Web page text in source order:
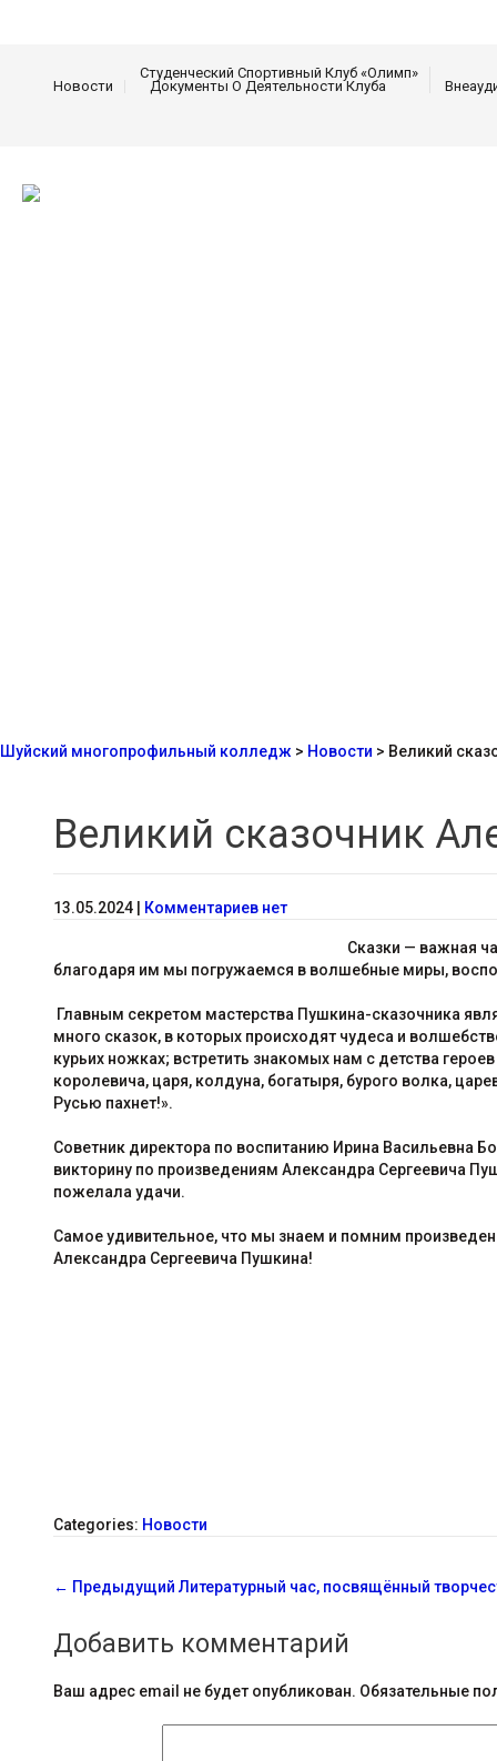
Новости
Студенческий Спортивный Клуб «Олимп»
Документы О Деятельности Клуба
Шуйский многопрофильный колледж > Новости > Великий
Великий сказочник
13.05.2024 Комментариев нет
Сказки — важная
благодаря им мы погружаемся в волшебные миры,
Главным секретом мастерства Пушкина-сказочника
много сказок, в которых происходят чудеса и
курьих ножках; встретить знакомых нам с детства
королевича, царя, колдуна, богатыря, бурого волка,
Русью пахнет!».
Советник директора по воспитанию Ирина Васильевна
викторину по произведениям Александра Сергеевича
пожелала удачи.
Самое удивительное, что мы знаем и помним
Александра Сергеевича Пушкина!
Categories: Новости
С
о
о
б
← Предыдущий Литературный час, посвящённый
Добавить комментарий
Ваш адрес email не будет опубликован. Обязательные